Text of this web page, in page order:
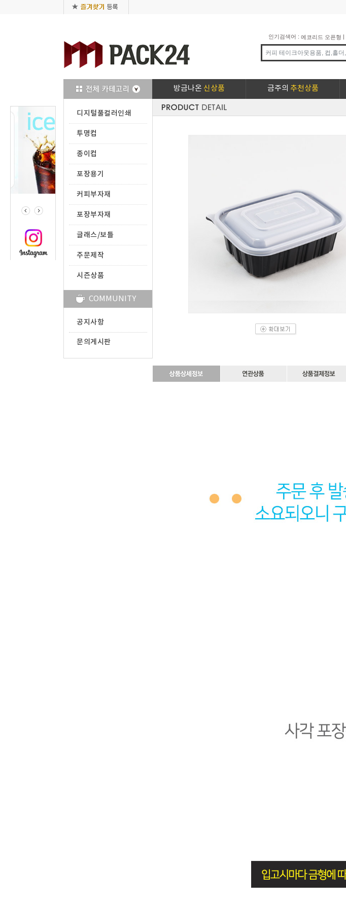
인기검색어 : 에코리드 오픈형 |
방금나온 신상품 금주의 추천상품
디지털풀컬러인쇄
투명컵
종이컵
포장용기
커피부자재
포장부자재
글래스/보틀
주문제작
시즌상품
COMMUNITY
공지사항
문의게시판